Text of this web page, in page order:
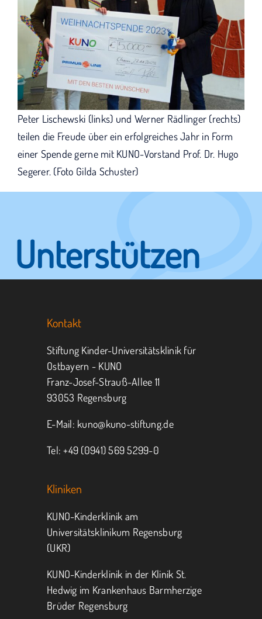
Peter Lischewski (links) und Werner Rädlinger (rechts)
teilen die Freude über ein erfolgreiches Jahr in Form
einer Spende gerne mit KUNO-Vorstand Prof. Dr. Hugo
Segerer. (Foto Gilda Schuster)
Unterstützen
Sie KUNO.
Jeder kann helfen.
MITMACHEN SPENDEN
Kontakt
Stiftung Kinder-Universitätsklinik für
Ostbayern - KUNO
Franz-Josef-Strauß-Allee 11
93053 Regensburg
E-Mail: kuno@kuno-stiftung.de
Tel: +49 (0941) 569 5299-0
Kliniken
KUNO-Kinderklinik am
Universitätsklinikum Regensburg
(UKR)
KUNO-Kinderklinik in der Klinik St.
Hedwig im Krankenhaus Barmherzige
Brüder Regensburg